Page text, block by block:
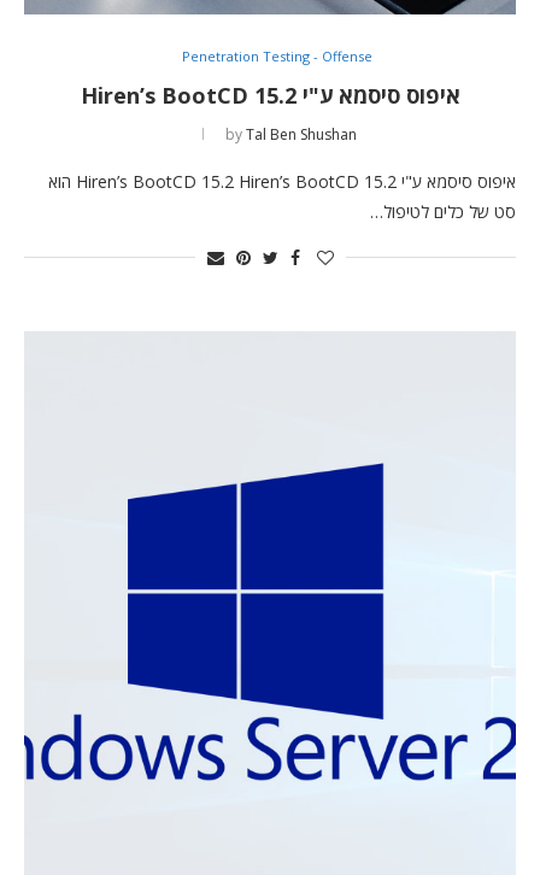
Penetration Testing - Offense
איפוס סיסמא ע"י Hiren’s BootCD 15.2
byTal Ben Shushan
איפוס סיסמא ע"י Hiren’s BootCD 15.2 Hiren’s BootCD 15.2 הוא
סט של כלים לטיפול…